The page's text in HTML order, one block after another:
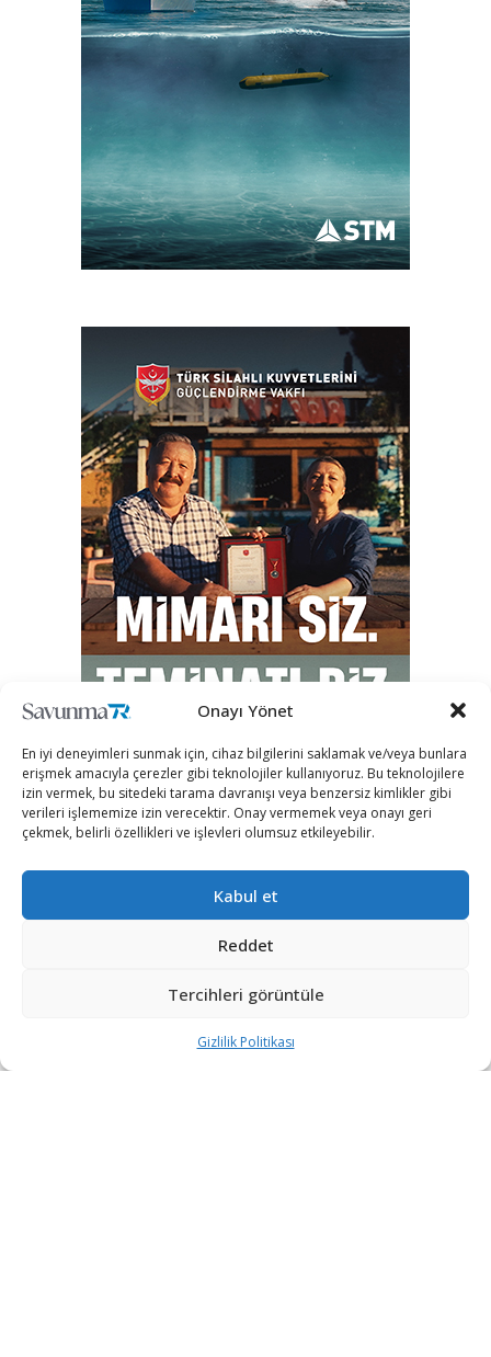
Onayı Yönet
En iyi deneyimleri sunmak için, cihaz bilgilerini saklamak ve/veya bunlara
erişmek amacıyla çerezler gibi teknolojiler kullanıyoruz. Bu teknolojilere
izin vermek, bu sitedeki tarama davranışı veya benzersiz kimlikler gibi
verileri işlememize izin verecektir. Onay vermemek veya onayı geri
çekmek, belirli özellikleri ve işlevleri olumsuz etkileyebilir.
Kabul et
Reddet
Tercihleri görüntüle
Gizlilik Politikası